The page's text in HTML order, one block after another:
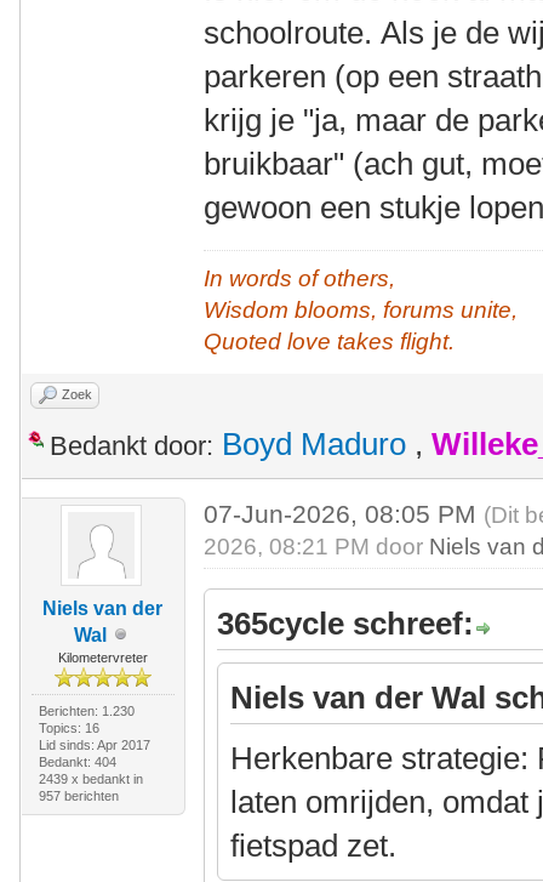
schoolroute. Als je de
parkeren (op een
krijg je "ja, maar de
bruikbaar" (ach gut,
gewoon een stukje
In words of others,
Wisdom blooms, forums unite,
Quoted love takes flight.
Zoek
Bedankt door: Boyd Maduro ,
Niels van der
Wal
Kilometervreter
Berichten: 1.230
Topics: 16
Lid sinds: Apr 2017
Bedankt: 404
2439 x bedankt in
957 berichten
07-Jun-2026, 08:05 PM (Dit
2026, 08:21 PM door Niels van
365cycle schreef:
Niels van der Wal
Herkenbare
laten omrijden, omdat
fietspad zet.